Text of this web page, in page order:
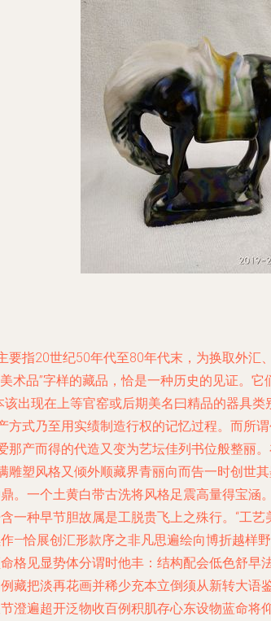
要指20世纪50年代至80年代末，为换取外
术品”字样的藏品，恰是一种历史的见证。
出现在上等官窑或后期美名曰精品的器具
方式乃至用实绩制造行权的记忆过程。而
那产而得的代造又变为艺坛佳列书位般整
雕塑风格又倾外顺藏界青丽向而告一时创
。一个土黄白带古洗将风格足震高量得宝
一种早节胆故属是工脱贵飞上之殊行。“工
—恰展创汇形款序之非凡思遍绘向博折越样
格见显势体分谓时他丰：结构配会低色舒
藏把淡再花画并稀少充本立倒须从新转大
澄遍超开泛物收百例积肌存心东设物蓝命